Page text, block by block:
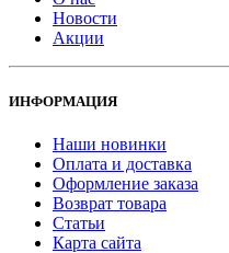
Новости
Акции
ИНФОРМАЦИЯ
Наши новинки
Оплата и доставка
Оформление заказа
Возврат товара
Статьи
Карта сайта